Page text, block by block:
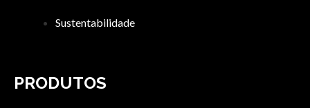
Sustentabilidade
PRODUTOS